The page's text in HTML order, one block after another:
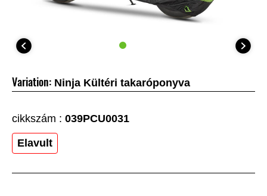
Variation: Ninja Kültéri takaróponyva
cikkszám : 039PCU0031
Elavult